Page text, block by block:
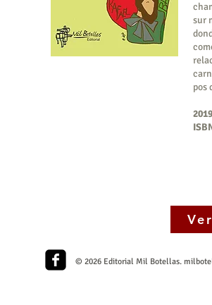
sur
pos
© 2026 Editorial Mil Botellas.